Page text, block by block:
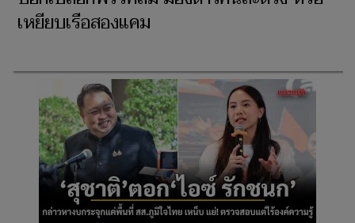
เหยียบเรือสองแคม